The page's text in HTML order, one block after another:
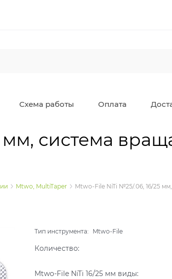
Схема работы Оплата
мм, система
Mtwo, MultiTaper Mtwo-File NiTi №25/.06, 16/25
Тип инструмента: Mtwo-File
Количество:
Mtwo-File NiTi 16/25 мм виды: